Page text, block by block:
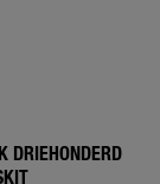
DRIEHONDERD